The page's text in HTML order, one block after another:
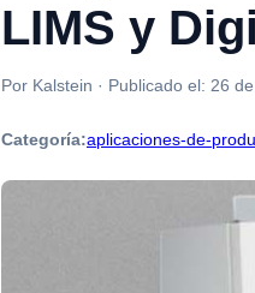
LIMS y
Por Kalstein · Publicado el: 26
Categoría:aplicaciones-de-